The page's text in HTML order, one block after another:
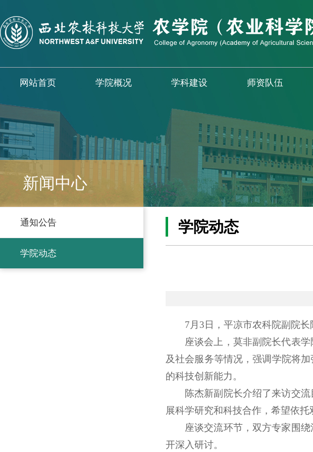
网站首页 学院概况 学科建设 师资队伍
新闻中心
通知公告
学院动态
学院动态
7月3日，平凉市农科院副院
座谈会上，莫非副院长代表
及社会服务等情况，强调学院将
的科技创新能力。
陈杰新副院长介绍了来访交
展科学研究和科技合作，希望依
座谈交流环节，双方专家围
开深入研讨。